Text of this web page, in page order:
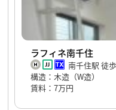
ラフィネ南千住
南千住駅 徒
構造：木造（W造）
賃料：7万円